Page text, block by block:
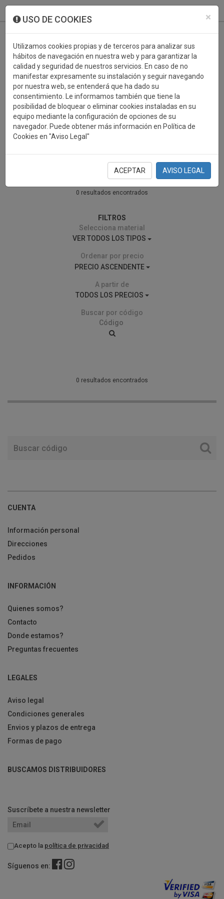
×
USO DE COOKIES
Utilizamos cookies propias y de terceros para analizar sus
hábitos de navegación en nuestra web y para garantizar la
calidad y seguridad de nuestros servicios. En caso de no
manifestar expresamente su instalación y seguir navegando
por nuestra web, se entenderá que ha dado su
consentimiento. Le informamos también que tiene la
posibilidad de bloquear o eliminar cookies instaladas en su
equipo mediante la configuración de opciones de su
navegador. Puede obtener más información en Política de
Cookies en "Aviso Legal"
ACEPTAR AVISO LEGAL
PERSONALIZABLES FLORES
PERSONALIZABLES
0 resultados encontrados
FILTROS
Selecciona material
VER TODOS LOS TIPOS
Ordenar por precio
PRECIO ASCENDENTE
A partir de
TODOS LOS PRECIOS
Buscar por código
0 resultados encontrados
CUENTA
Información personal
Direcciones
Pedidos
INFORMACIÓN
Quienes somos?
Contacto
Donde estamos?
Preguntas frecuentes
LEGALES
Aviso legal
Condiciones generales
Envios y plazos de entrega
Formas de pago
BUSCAMOS DISTRIBUIDORES
Suscríbete a nuestra newsletter
Acepto la política de privacidad
Síguenos en: